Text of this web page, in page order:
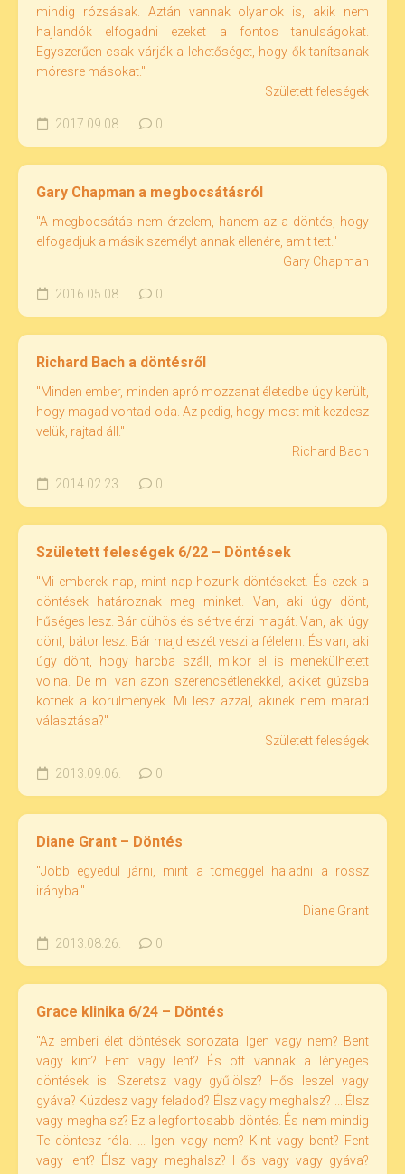
mindig rózsásak. Aztán vannak olyanok is, akik nem
hajlandók elfogadni ezeket a fontos tanulságokat.
Egyszerűen csak várják a lehetőséget, hogy ők tanítsanak
móresre másokat."
Született feleségek
2017.09.08. 0
Gary Chapman a megbocsátásról
"A megbocsátás nem érzelem, hanem az a döntés, hogy
elfogadjuk a másik személyt annak ellenére, amit tett."
Gary Chapman
2016.05.08. 0
Richard Bach a döntésről
"Minden ember, minden apró mozzanat életedbe úgy került,
hogy magad vontad oda. Az pedig, hogy most mit kezdesz
velük, rajtad áll."
Richard Bach
2014.02.23. 0
Született feleségek 6/22 – Döntések
"Mi emberek nap, mint nap hozunk döntéseket. És ezek a
döntések határoznak meg minket. Van, aki úgy dönt,
hűséges lesz. Bár dühös és sértve érzi magát. Van, aki úgy
dönt, bátor lesz. Bár majd eszét veszi a félelem. És van, aki
úgy dönt, hogy harcba száll, mikor el is menekülhetett
volna. De mi van azon szerencsétlenekkel, akiket gúzsba
kötnek a körülmények. Mi lesz azzal, akinek nem marad
választása?"
Született feleségek
2013.09.06. 0
Diane Grant – Döntés
"Jobb egyedül járni, mint a tömeggel haladni a rossz
irányba."
Diane Grant
2013.08.26. 0
Grace klinika 6/24 – Döntés
"Az emberi élet döntések sorozata. Igen vagy nem? Bent
vagy kint? Fent vagy lent? És ott vannak a lényeges
döntések is. Szeretsz vagy gyűlölsz? Hős leszel vagy
gyáva? Küzdesz vagy feladod? Élsz vagy meghalsz? ... Élsz
vagy meghalsz? Ez a legfontosabb döntés. És nem mindig
Te döntesz róla. ... Igen vagy nem? Kint vagy bent? Fent
vagy lent? Élsz vagy meghalsz? Hős vagy vagy gyáva?